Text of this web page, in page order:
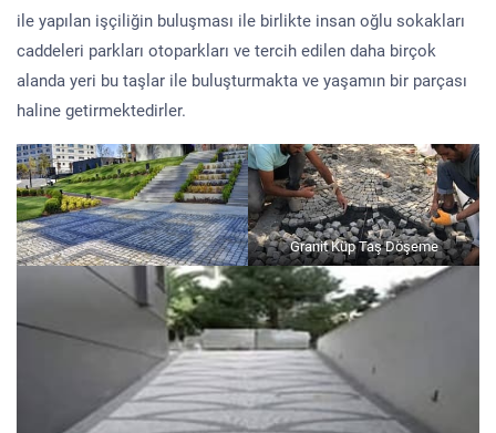
ile yapılan işçiliğin buluşması ile birlikte insan oğlu sokakları
caddeleri parkları otoparkları ve tercih edilen daha birçok
alanda yeri bu taşlar ile buluşturmakta ve yaşamın bir parçası
haline getirmektedirler.
Granit Küp Taş Döşeme